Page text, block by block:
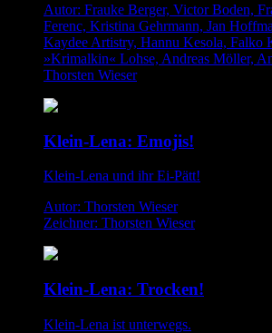
Autor: Frauke Berger, Victor Boden,
Ferenc, Kristina Gehrmann, Jan
Kaydee Artistry, Hannu Kesola, Falko
»Krimalkin« Lohse, Andreas Möller,
Thorsten Wieser
Klein-Lena: Emojis!
Klein-Lena und ihr Ei-Pätt!
Autor: Thorsten Wieser
Zeichner: Thorsten Wieser
Klein-Lena: Trocken!
Klein-Lena ist unterwegs.